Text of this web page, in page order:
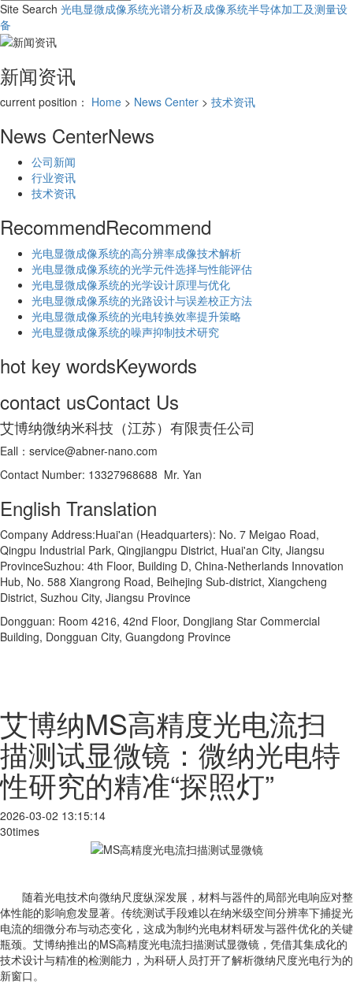
Site Search 光电显微成像系统光谱分析及成像系统半导体加工及测量设
备
新闻资讯
current position： Home > News Center > 技术资讯
News CenterNews
公司新闻
行业资讯
技术资讯
RecommendRecommend
光电显微成像系统的高分辨率成像技术解析
​光电显微成像系统的光学元件选择与性能评估
光电显微成像系统的光学设计原理与优化
光电显微成像系统的光路设计与误差校正方法
光电显微成像系统的光电转换效率提升策略
光电显微成像系统的噪声抑制技术研究
hot key wordsKeywords
contact usContact Us
艾博纳微纳米科技（江苏）有限责任公司
Eall：service@abner-nano.com
Contact Number: 13327968688 Mr. Yan
English Translation
Company Address:Huai'an (Headquarters): No. 7 Meigao Road,
Qingpu Industrial Park, Qingjiangpu District, Huai'an City, Jiangsu
ProvinceSuzhou: 4th Floor, Building D, China-Netherlands Innovation
Hub, No. 588 Xiangrong Road, Beihejing Sub-district, Xiangcheng
District, Suzhou City, Jiangsu Province
Dongguan: Room 4216, 42nd Floor, Dongjiang Star Commercial
Building, Dongguan City, Guangdong Province
艾博纳MS高精度光电流扫
描测试显微镜：微纳光电特
性研究的精准“探照灯”
2026-03-02 13:15:14
30times
随着光电技术向微纳尺度纵深发展，材料与器件的局部光电响应对整
体性能的影响愈发显著。传统测试手段难以在纳米级空间分辨率下捕捉光
电流的细微分布与动态变化，这成为制约光电材料研发与器件优化的关键
瓶颈。艾博纳推出的MS高精度光电流扫描测试显微镜，凭借其集成化的
技术设计与精准的检测能力，为科研人员打开了解析微纳尺度光电行为的
新窗口。